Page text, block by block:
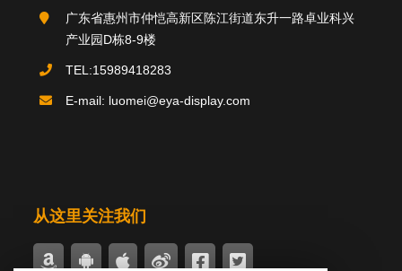
关于我们
广东省惠州市仲恺高新区陈江街道东升一路卓业科兴
产业园D栋8-9楼
TEL:15989418283
E-mail: luomei@eya-display.com
从这里关注我们